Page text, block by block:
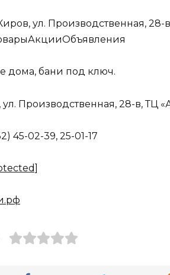
ул. Производственная,
АкцииОбъявления
дома, бани под ключ.
ул. Производственная, 28-в, ТЦ
45-02-39, 25-01-17